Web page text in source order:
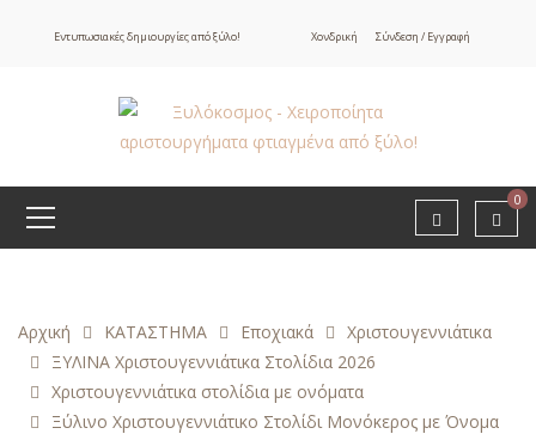
Εντυπωσιακές δημιουργίες από ξύλο! Χονδρική Σύνδεση / Εγγραφή
0
Αρχική ΚΑΤΑΣΤΗΜΑ Εποχιακά
Χριστουγεννιάτικα
ΞΥΛΙΝΑ Χριστουγεννιάτικα Στολίδια 2026
Χριστουγεννιάτικα στολίδια με ονόματα
Ξύλινο Χριστουγεννιάτικο Στολίδι Μονόκερος με Όνομα